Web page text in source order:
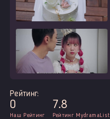
Рейтинг:
0
Наш Рейтинг
7.8
Рейтинг MydramaList